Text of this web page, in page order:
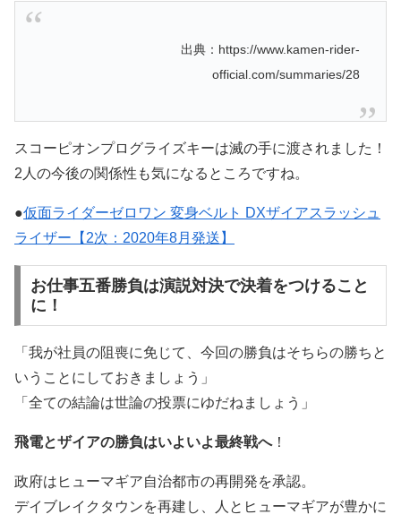
出典：https://www.kamen-rider-
official.com/summaries/28
スコーピオンプログライズキーは滅の手に渡されました！
2人の今後の関係性も気になるところですね。
●仮面ライダーゼロワン 変身ベルト DXザイアスラッシュ
ライザー【2次：2020年8月発送】
お仕事五番勝負は演説対決で決着をつけること
に！
「我が社員の阻喪に免じて、今回の勝負はそちらの勝ちと
いうことにしておきましょう」
「全ての結論は世論の投票にゆだねましょう」
飛電とザイアの勝負はいよいよ最終戦へ！
政府はヒューマギア自治都市の再開発を承認。
デイブレイクタウンを再建し、人とヒューマギアが豊かに